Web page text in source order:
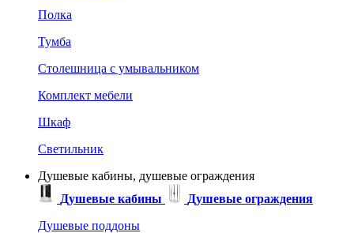
Полка
Тумба
Столешница с умывальником
Комплект мебели
Шкаф
Светильник
Душевые кабины, душевые ограждения
Душевые кабины
Душевые ограждения
Душевые поддоны